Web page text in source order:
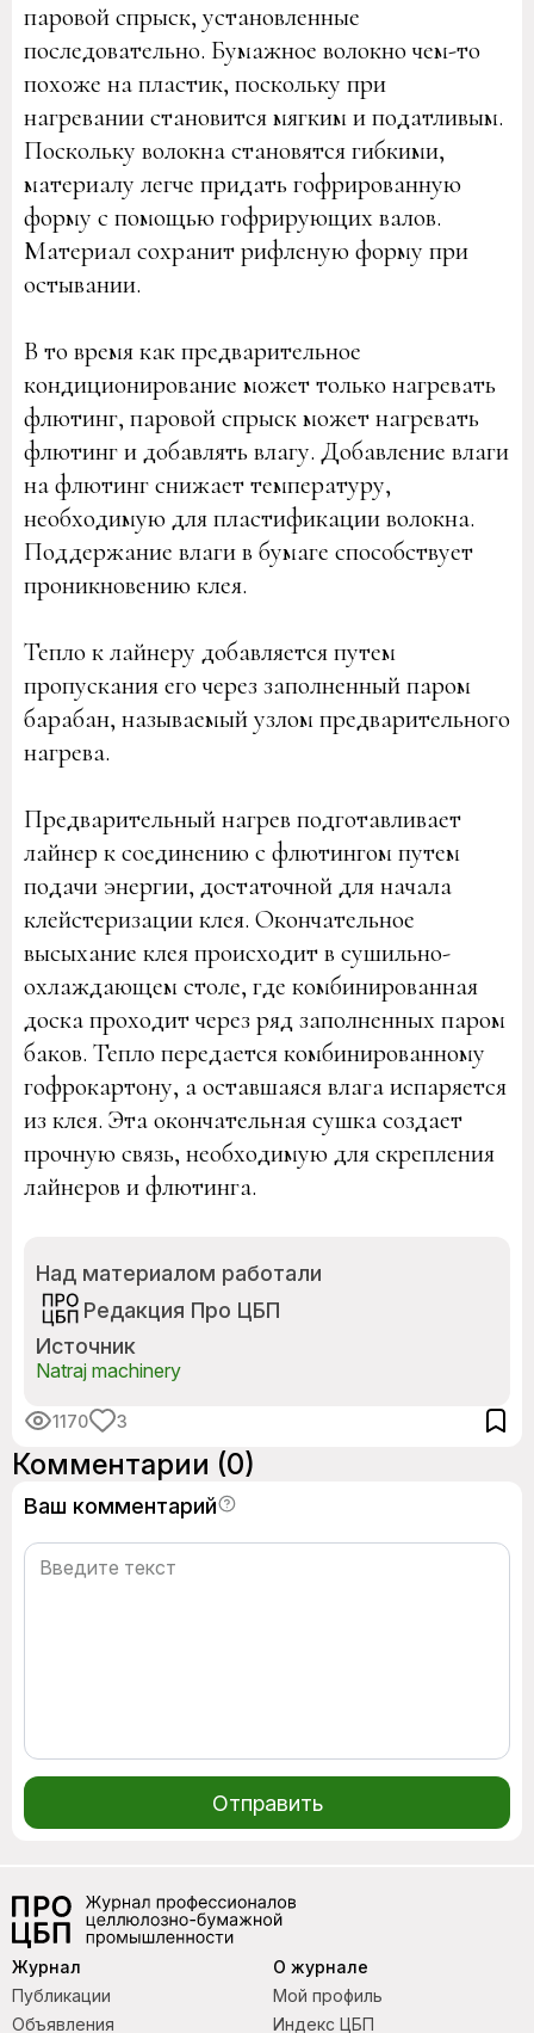
паровой спрыск, установленные
последовательно. Бумажное волокно чем-то
похоже на пластик, поскольку при
нагревании становится мягким и податливым.
Поскольку волокна становятся гибкими,
материалу легче придать гофрированную
форму с помощью гофрирующих валов.
Материал сохранит рифленую форму при
остывании.
В то время как предварительное
кондиционирование может только нагревать
флютинг, паровой спрыск может нагревать
флютинг и добавлять влагу. Добавление влаги
на флютинг снижает температуру,
необходимую для пластификации волокна.
Поддержание влаги в бумаге способствует
проникновению клея.
Тепло к лайнеру добавляется путем
пропускания его через заполненный паром
барабан, называемый узлом предварительного
нагрева.
Предварительный нагрев подготавливает
лайнер к соединению с флютингом путем
подачи энергии, достаточной для начала
клейстеризации клея. Окончательное
высыхание клея происходит в сушильно-
охлаждающем столе, где комбинированная
доска проходит через ряд заполненных паром
баков. Тепло передается комбинированному
гофрокартону, а оставшаяся влага испаряется
из клея. Эта окончательная сушка создает
прочную связь, необходимую для скрепления
лайнеров и флютинга.
Над материалом работали
Редакция Про ЦБП
Источник
Natraj machinery
1170 3
Комментарии (0)
Ваш комментарий
Отправить
О журнале
Мой профиль
Индекс ЦБП
Журнал
Публикации
Объявления